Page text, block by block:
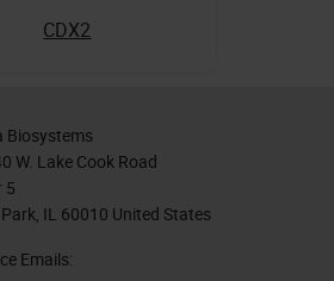
CDX2
Biosystems
W. Lake Cook Road
5
Park, IL 60010 United States
Emails: